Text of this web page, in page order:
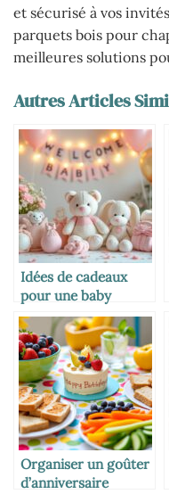
et sécurisé à vos
parquets bois pour
meilleures solutions
Autres Articles
Idées de cadeaux
pour une baby
shower réussie
Organiser un goûter
d’anniversaire